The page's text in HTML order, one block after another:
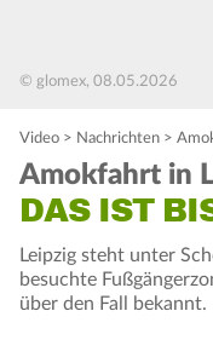
© glomex, 08.05.2026
Video > Nachrichten >
Amokfahrt in
DAS IST
Leipzig steht unter
besuchte
über den Fall bekannt.